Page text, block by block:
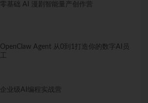
零基础 AI 漫剧智能量产创作营
OpenClaw Agent 从0到1打造你的数字AI员
工
企业级AI编程实战营